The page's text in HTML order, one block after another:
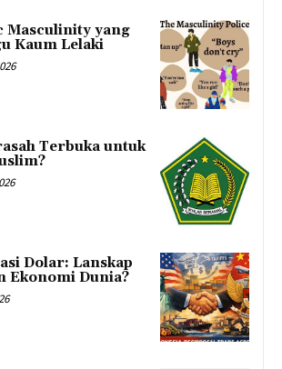
Masculinity yang
Kaum Lelaki
Terbuka untuk
Dolar: Lanskap
Ekonomi Dunia?